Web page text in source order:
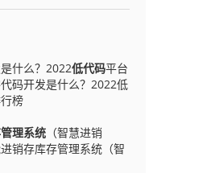
什么？2022低代码平台
码开发是什么？2022低
榜
理系统 （智慧进销
销存库存管理系统（智